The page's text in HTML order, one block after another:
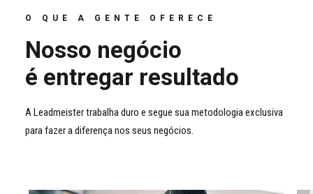
O QUE A GENTE OFERECE
Nosso negócio
é entregar resultado
A Leadmeister trabalha duro e segue sua metodologia exclusiva
para fazer a diferença nos seus negócios.